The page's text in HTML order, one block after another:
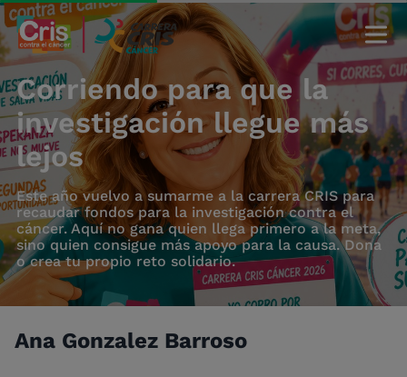
Corriendo para que la
investigación llegue más
lejos
Este año vuelvo a sumarme a la carrera CRIS para
recaudar fondos para la investigación contra el
cáncer. Aquí no gana quien llega primero a la meta,
sino quien consigue más apoyo para la causa. Dona
o crea tu propio reto solidario.
Ana Gonzalez Barroso